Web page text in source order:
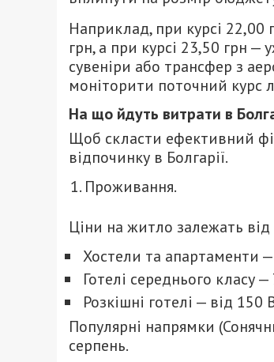
Наприклад, при курсі 22,00
грн, а при курсі 23,50 грн —
сувеніри або трансфер з
моніторити поточний курс
На що йдуть витрати в
Щоб скласти ефективний
відпочинку в Болгарії.
Проживання.
Ціни на житло залежать від
Хостели та апартаменти
Готелі середнього класу
Розкішні готелі — від 150
Популярні напрямки
серпень.